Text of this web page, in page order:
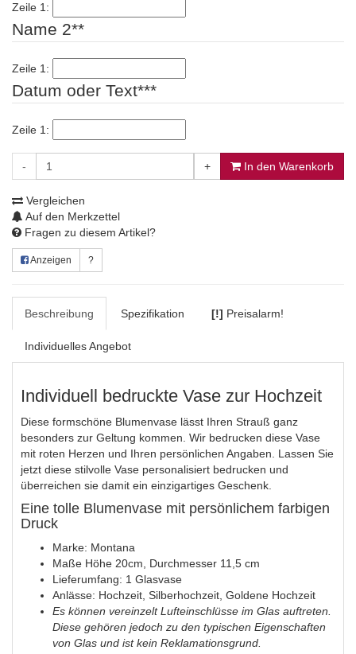
Zeile 1:
Name 2**
Zeile 1:
Datum oder Text***
Zeile 1:
- + In den Warenkorb
Vergleichen
Auf den Merkzettel
Fragen zu diesem Artikel?
Anzeigen ?
Beschreibung Spezifikation [!] Preisalarm!
Individuelles Angebot
Individuell bedruckte Vase zur Hochzeit
Diese formschöne Blumenvase lässt Ihren Strauß ganz
besonders zur Geltung kommen. Wir bedrucken diese Vase
mit roten Herzen und Ihren persönlichen Angaben. Lassen Sie
jetzt diese stilvolle Vase personalisiert bedrucken und
überreichen sie damit ein einzigartiges Geschenk.
Eine tolle Blumenvase mit persönlichem farbigen
Druck
Marke: Montana
Maße Höhe 20cm, Durchmesser 11,5 cm
Lieferumfang: 1 Glasvase
Anlässe: Hochzeit, Silberhochzeit, Goldene Hochzeit
Es können vereinzelt Lufteinschlüsse im Glas auftreten.
Diese gehören jedoch zu den typischen Eigenschaften
von Glas und ist kein Reklamationsgrund.